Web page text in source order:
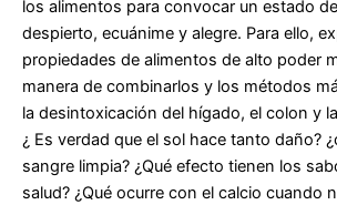
los alimentos para convocar un estado
despierto, ecuánime y alegre. Para ello,
propiedades de alimentos de alto poder
manera de combinarlos y los métodos
la desintoxicación del hígado, el colon y
¿ Es verdad que el sol hace tanto daño?
sangre limpia? ¿Qué efecto tienen los
salud? ¿Qué ocurre con el calcio cuando